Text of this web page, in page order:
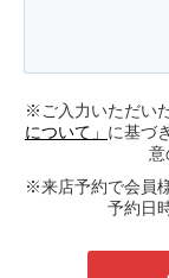
※ご入力いただい
について」 に基づ
意
※来店予約で会員
予約日